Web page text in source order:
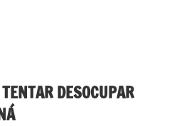
DESOCUPAR